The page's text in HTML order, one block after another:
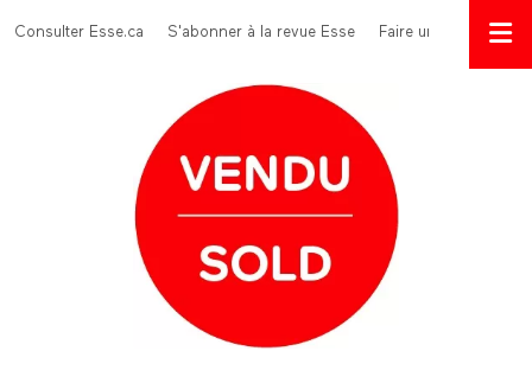
Menu Top
Consulter Esse.ca S'abonner à la revue Esse Faire un don